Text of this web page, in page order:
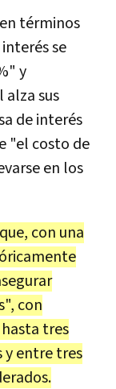
términos
se
y
sus
de interés
"el costo de
en los
con una
con
tres
y entre tres